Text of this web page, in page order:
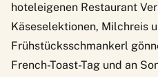
hoteleigenen Restaurant
Käseselektionen, Milchreis
Frühstücksschmankerl
French-Toast-Tag und an